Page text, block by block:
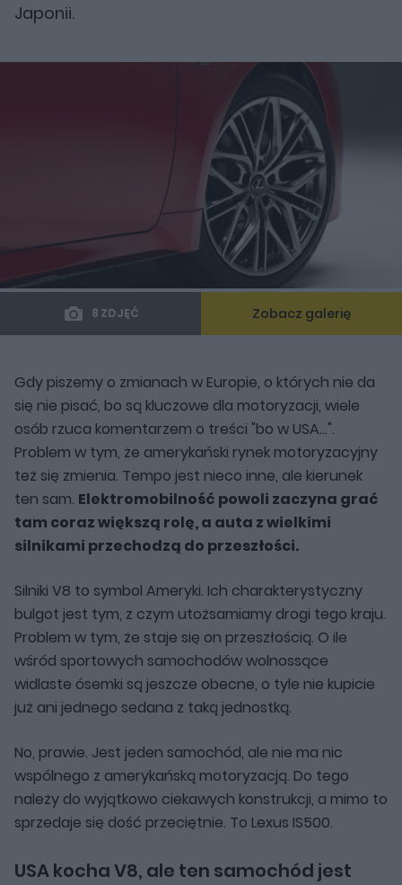
Japonii.
8 ZDJĘĆ Zobacz galerię
Gdy piszemy o zmianach w Europie, o których nie da
się nie pisać, bo są kluczowe dla motoryzacji, wiele
osób rzuca komentarzem o treści "bo w USA...".
Problem w tym, że amerykański rynek motoryzacyjny
też się zmienia. Tempo jest nieco inne, ale kierunek
ten sam. Elektromobilność powoli zaczyna grać
tam coraz większą rolę, a auta z wielkimi
silnikami przechodzą do przeszłości.
Silniki V8 to symbol Ameryki. Ich charakterystyczny
bulgot jest tym, z czym utożsamiamy drogi tego kraju.
Problem w tym, że staje się on przeszłością. O ile
wśród sportowych samochodów wolnossące
widlaste ósemki są jeszcze obecne, o tyle nie kupicie
już ani jednego sedana z taką jednostką.
No, prawie. Jest jeden samochód, ale nie ma nic
wspólnego z amerykańską motoryzacją. Do tego
należy do wyjątkowo ciekawych konstrukcji, a mimo to
sprzedaje się dość przeciętnie. To Lexus IS500.
USA kocha V8, ale ten samochód jest